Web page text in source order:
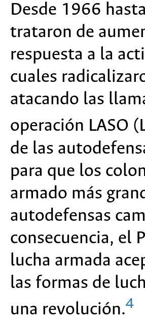
Desde 1966
trataron de
respuesta a la
cuales
atacando las
operación LASO
de las
para que los
armado más
autodefensas
consecuencia, el
lucha armada
las formas de
una revolución.4